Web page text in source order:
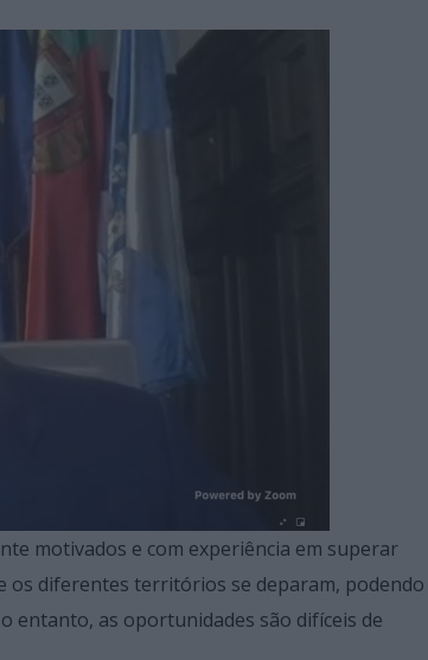
motivados e com experiência em superar
os diferentes territórios se deparam, podendo
entanto, as oportunidades são difíceis de